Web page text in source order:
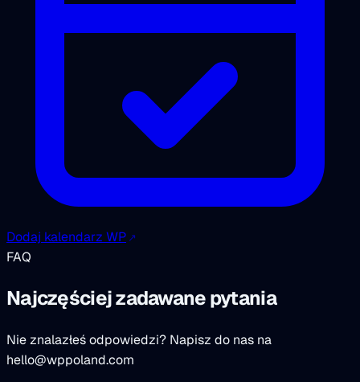
Dodaj kalendarz WP
FAQ
Najczęściej zadawane pytania
Nie znalazłeś odpowiedzi? Napisz do nas na
hello@wppoland.com